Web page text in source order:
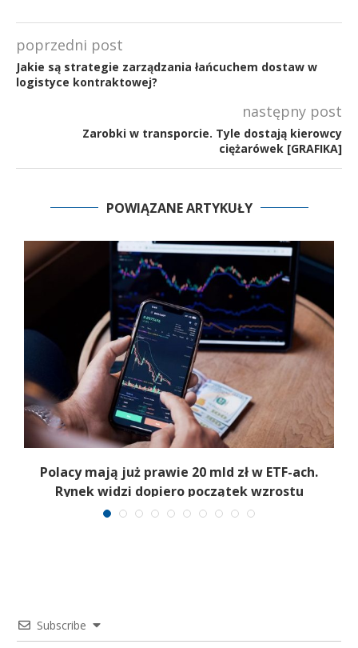
poprzedni post
Jakie są strategie zarządzania łańcuchem dostaw w
logistyce kontraktowej?
następny post
Zarobki w transporcie. Tyle dostają kierowcy
ciężarówek [GRAFIKA]
POWIĄZANE ARTYKUŁY
Polacy mają już prawie 20 mld zł w ETF-ach.
Rynek widzi dopiero początek wzrostu
Subscribe